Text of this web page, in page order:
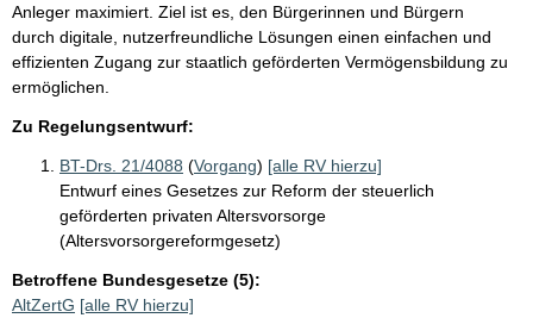
Anleger maximiert. Ziel ist es, den Bürgerinnen und Bürgern
durch digitale, nutzerfreundliche Lösungen einen einfachen und
effizienten Zugang zur staatlich geförderten Vermögensbildung zu
ermöglichen.
Zu Regelungsentwurf:
BT-Drs. 21/4088 (Vorgang) [alle RV hierzu]
Entwurf eines Gesetzes zur Reform der steuerlich
geförderten privaten Altersvorsorge
(Altersvorsorgereformgesetz)
Betroffene Bundesgesetze (5):
AltZertG [alle RV hierzu]